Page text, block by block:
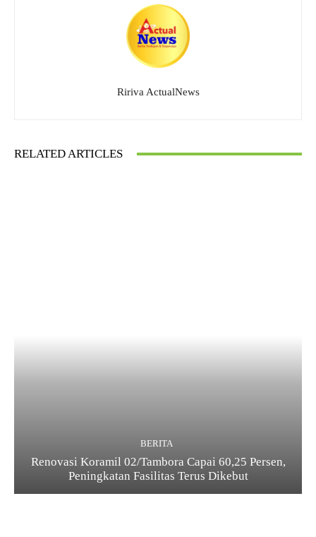
Ririva ActualNews
RELATED ARTICLES
BERITA
Renovasi Koramil 02/Tambora Capai 60,25 Persen,
Peningkatan Fasilitas Terus Dikebut